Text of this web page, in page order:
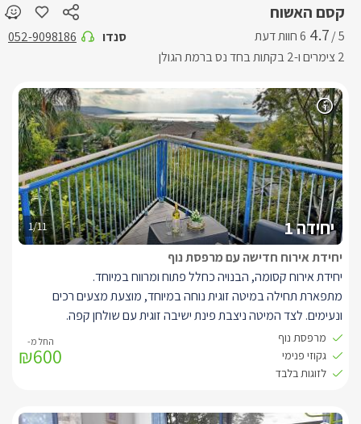
קסם האשוח
5 /
4.7
2 צימרים ו-2 בקתות בחד נס ברמת הגולן
סנדו 052-9098186
1/11 יחידה 1
יחידת אירוח חדישה עם מרפסת נוף
יחידת אירוח קסומה, הבנויה כחלל פתוח ומרווח במיוחד.
מתפארת תחילה במיטה זוגית נוחה במיוחד, מוצעת מצעים רכים
ונעימים. לצד המיטה ניצבת פינת ישיבה זוגית עם שולחן קפה.
עם טלויוזיה חדישה המחוברת לכבלי YES ואינטרנט אלחוטי במתחם.
בסוויטה מטבחון מאובזר בכל שתצטרכו, החל ממכונת קפה, פינת קפה
ותה עם קומקום, מקרר, מיקרוגל, כירה חשמלית לפי בקשה, כיור, וכלי
ליחידה המפנקת ג'קוזי פנימי זוגי גדול במיוחד עם ג'טים וכריות לנוחות
מרפסת נוף
גקוזי פנימי
לזוגות בלבד
₪600